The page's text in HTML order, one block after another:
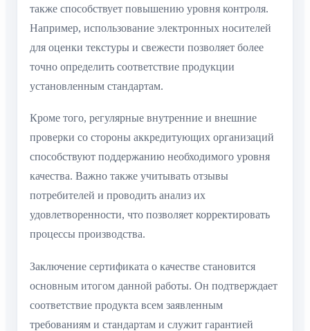
также способствует повышению уровня контроля.
Например, использование электронных носителей
для оценки текстуры и свежести позволяет более
точно определить соответствие продукции
установленным стандартам.
Кроме того, регулярные внутренние и внешние
проверки со стороны аккредитующих организаций
способствуют поддержанию необходимого уровня
качества. Важно также учитывать отзывы
потребителей и проводить анализ их
удовлетворенности, что позволяет корректировать
процессы производства.
Заключение сертификата о качестве становится
основным итогом данной работы. Он подтверждает
соответствие продукта всем заявленным
требованиям и стандартам и служит гарантией